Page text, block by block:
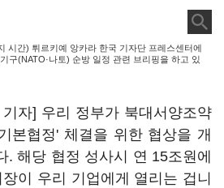
시간) 튀르키예 앙카라 한국 기자단 프레스센터에
구(NATO·나토) 순방 일정 관련 브리핑을 하고 있
자] 우리 정부가 북대서양조약
본협정' 체결을 위한 협상을 개
. 해당 협정 성사시 연 15조원에
이 우리 기업에게 열리는 겁니